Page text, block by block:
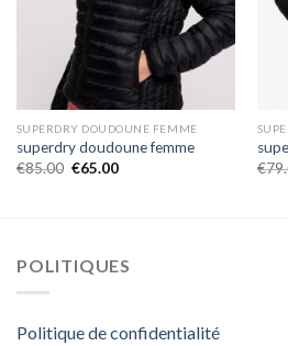
SUPERDRY DOUDOUNE FEMME
superdry doudoune femme
€85.00 €65.00
€
POLITIQUES
Politique de confidentialité